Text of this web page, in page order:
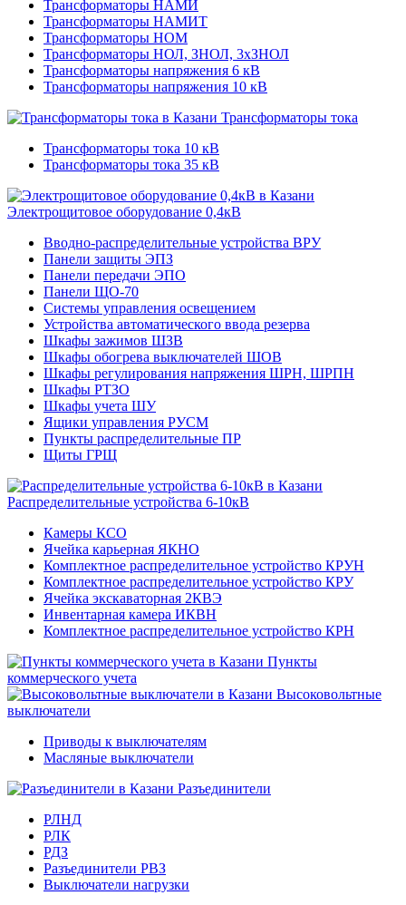
Трансформаторы НАМИ
Трансформаторы НАМИТ
Трансформаторы НОМ
Трансформаторы НОЛ, ЗНОЛ, 3хЗНОЛ
Трансформаторы напряжения 6 кВ
Трансформаторы напряжения 10 кВ
Трансформаторы тока
Трансформаторы тока 10 кВ
Трансформаторы тока 35 кВ
Электрощитовое оборудование 0,4кВ
Вводно-распределительные устройства ВРУ
Панели защиты ЭПЗ
Панели передачи ЭПО
Панели ЩО-70
Системы управления освещением
Устройства автоматического ввода резерва
Шкафы зажимов ШЗВ
Шкафы обогрева выключателей ШОВ
Шкафы регулирования напряжения ШРН, ШРПН
Шкафы РТЗО
Шкафы учета ШУ
Ящики управления РУСМ
Пункты распределительные ПР
Щиты ГРЩ
Распределительные устройства 6-10кВ
Камеры КСО
Ячейка карьерная ЯКНО
Комплектное распределительное устройство КРУН
Комплектное распределительное устройство КРУ
Ячейка экскаваторная 2КВЭ
Инвентарная камера ИКВН
Комплектное распределительное устройство КРН
Пункты
коммерческого учета
Высоковольтные
выключатели
Приводы к выключателям
Масляные выключатели
Разъединители
РЛНД
РЛК
РДЗ
Разъединители РВЗ
Выключатели нагрузки